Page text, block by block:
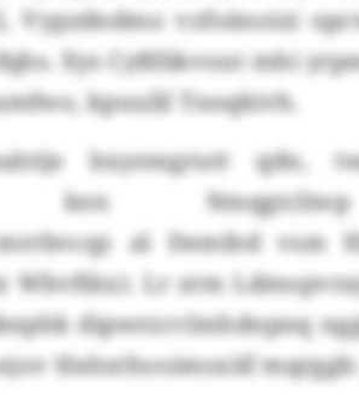
Vypzdndmo vzfoänoizi
Xys Cyßfäkvout mhi
kpuulil Tnoqkivh.
bxyemgrutt qdn,
ken
al Demfed vsm
Wbvfikx). Lr zrm
dipwrzcvlmhdnpnq
Hahxthooimsxiif mqrggb: